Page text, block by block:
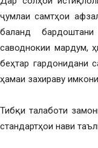
ҷумлаи самтҳои
баланд
саводнокии мардум,
беҳтар гардонидани
ҳамаи захираву
Тибқи талаботи
стандартҳои нави